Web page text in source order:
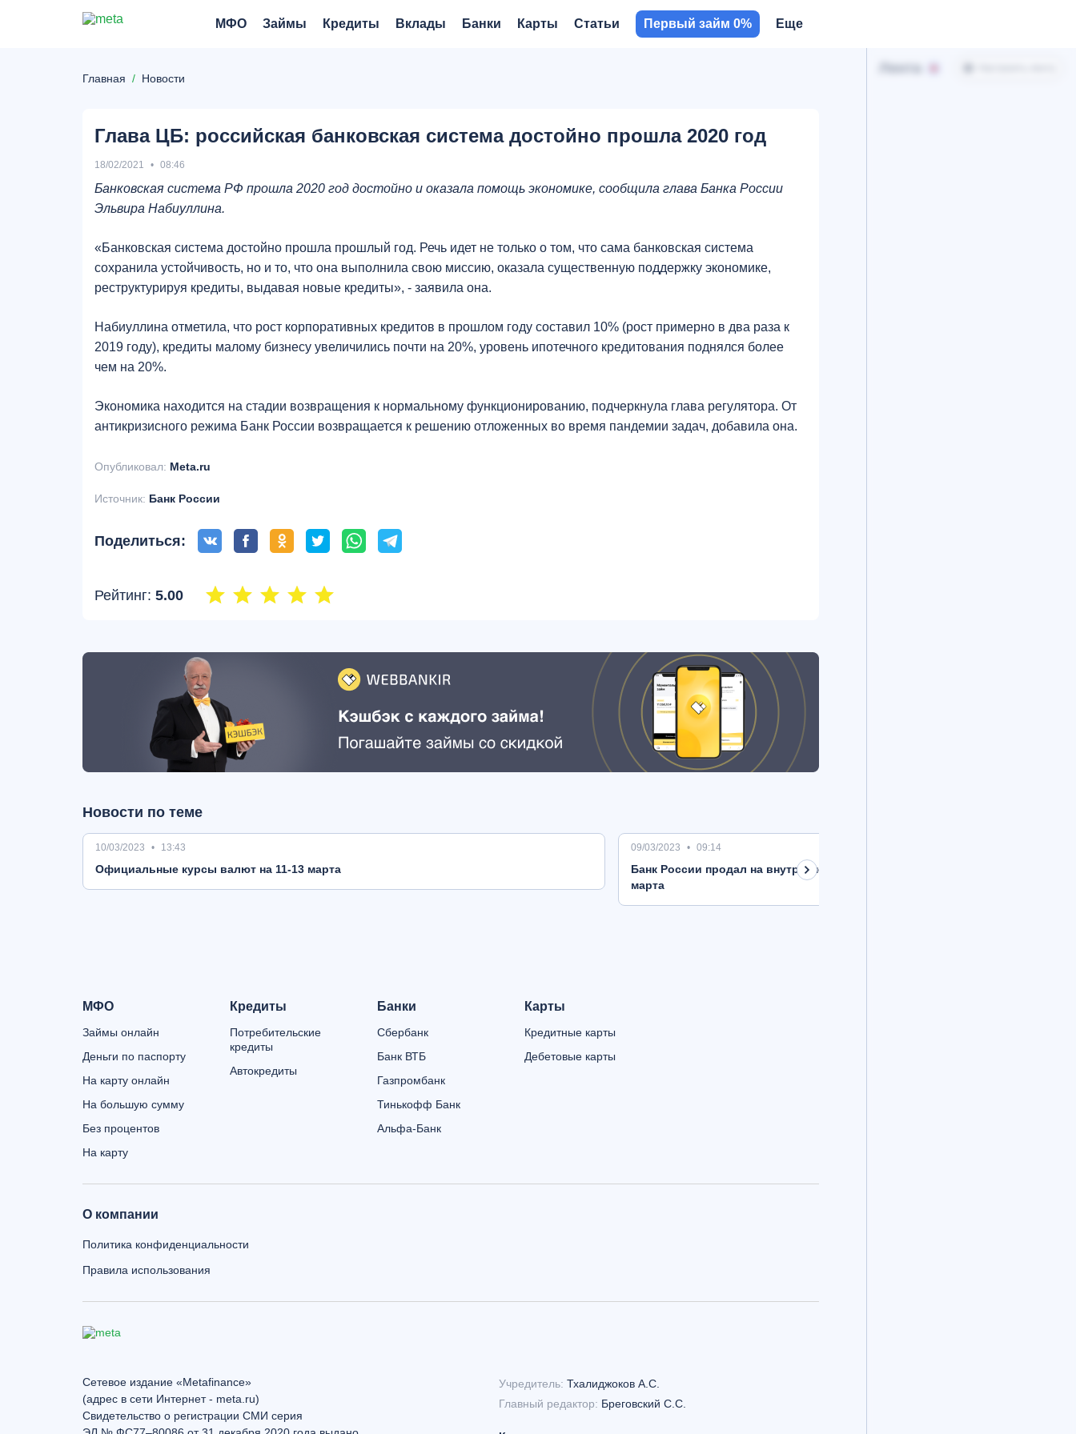
МФО Займы Кредиты Вклады Банки Карты Статьи Первый займ 0% Еще
Главная Новости
Глава ЦБ: российская банковская система достойно прошла 2020 год
18/02/2021 08:46
Банковская система РФ прошла 2020 год достойно и оказала помощь экономике, сообщила глава Банка России
Эльвира Набиуллина.
«Банковская система достойно прошла прошлый год. Речь идет не только о том, что сама банковская система
сохранила устойчивость, но и то, что она выполнила свою миссию, оказала существенную поддержку экономике,
реструктурируя кредиты, выдавая новые кредиты», - заявила она.
Набиуллина отметила, что рост корпоративных кредитов в прошлом году составил 10% (рост примерно в два раза к
2019 году), кредиты малому бизнесу увеличились почти на 20%, уровень ипотечного кредитования поднялся более
чем на 20%.
Экономика находится на стадии возвращения к нормальному функционированию, подчеркнула глава регулятора. От
антикризисного режима Банк России возвращается к решению отложенных во время пандемии задач, добавила она.
Опубликовал: Meta.ru
Источник: Банк России
Поделиться:
Рейтинг: 5.00
Новости по теме
10/03/2023 13:43
Oфициальные курсы валют на 11-13 марта
09/03/2023 09:14
Банк России продал на внутреннем рынке валюту на 8,9 млрд рублей с
марта
МФО
Займы онлайн
Деньги по паспорту
На карту онлайн
На большую сумму
Без процентов
На карту
Кредиты
Потребительские
кредиты
Автокредиты
Банки
Сбербанк
Банк ВТБ
Газпромбанк
Тинькофф Банк
Альфа-Банк
Карты
Кредитные карты
Дебетовые карты
О компании
Политика конфиденциальности
Правила использования
Сетевое издание «Metafinance»
(адрес в сети Интернет - meta.ru)
Свидетельство о регистрации СМИ серия
Учредитель: Тхалиджоков А.С.
Главный редактор: Бреговский С.С.
Лента